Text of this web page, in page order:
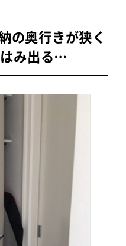
の奥行きが狭く
み出る…